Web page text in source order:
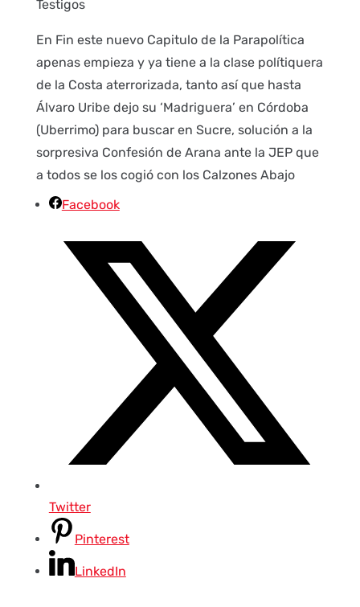
Testigos
En Fin este nuevo Capitulo de la Parapolítica
apenas empieza y ya tiene a la clase polítiquera
de la Costa aterrorizada, tanto así que hasta
Álvaro Uribe dejo su ‘Madriguera’ en Córdoba
(Uberrimo) para buscar en Sucre, solución a la
sorpresiva Confesión de Arana ante la JEP que
a todos se los cogió con los Calzones Abajo
Facebook
Twitter
Pinterest
LinkedIn